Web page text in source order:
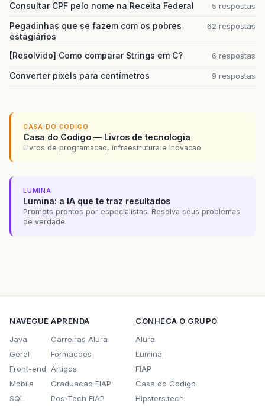
Consultar CPF pelo nome na Receita Federal 5 respostas
Pegadinhas que se fazem com os pobres
estagiários
62 respostas
[Resolvido] Como comparar Strings em C? 6 respostas
Converter pixels para centímetros 9 respostas
CASA DO CODIGO
Casa do Codigo — Livros de tecnologia
Livros de programacao, infraestrutura e inovacao
LUMINA
Lumina: a IA que te traz resultados
Prompts prontos por especialistas. Resolva seus problemas
de verdade.
NAVEGUE
Java
Geral
Front-end
Mobile
SQL
APRENDA
Carreiras Alura
Formacoes
Artigos
Graduacao FIAP
Pos-Tech FIAP
CONHECA O GRUPO
Alura
Lumina
FIAP
Casa do Codigo
Hipsters.tech